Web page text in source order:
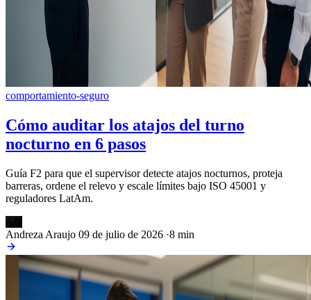
comportamiento-seguro
Cómo auditar los atajos del turno
nocturno en 6 pasos
Guía F2 para que el supervisor detecte atajos nocturnos, proteja
barreras, ordene el relevo y escale límites bajo ISO 45001 y
reguladores LatAm.
Andreza Araujo 09 de julio de 2026 ·8 min